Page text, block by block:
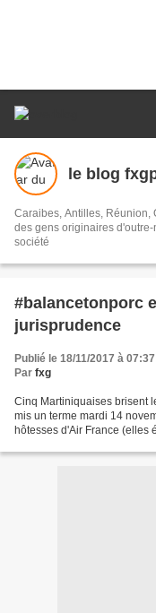
le blog
Caraibes, Antilles, Réunion,
des gens originaires
société
#balancetonporc
jurisprudence
Publié le 18/11/2017 à 07:37
Par fxg
Cinq Martiniquaises brisent
mis un terme mardi 14
hôtesses d'Air France (elles